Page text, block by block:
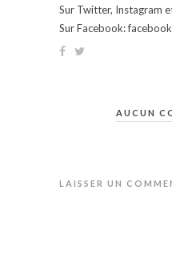
Sur Twitter, Instagram
Sur Facebook:
AUCUN
LAISSER UN